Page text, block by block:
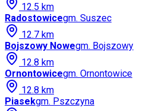
12.5 km
Radostowicegm. Suszec
12.7 km
Bojszowy Nowegm. Bojszowy
12.8 km
Ornontowicegm. Ornontowice
12.8 km
Piasekgm. Pszczyna